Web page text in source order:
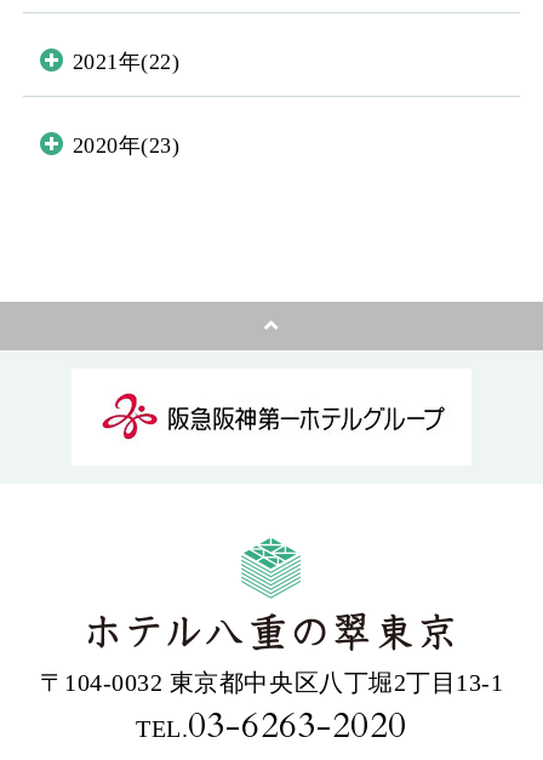
2021年(22)
2020年(23)
〒104-0032 東京都中央区八丁堀2丁目13-1
TEL.03-6263-2020